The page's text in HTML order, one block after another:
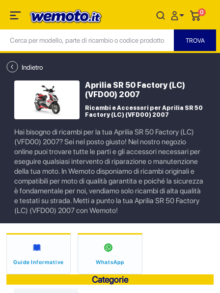
0
Indietro
Aprilia SR 50 Factory (LC)
(VFD00) 2007
Ricambi e Accessori per Aprilia SR 50
Factory (LC) (VFD00) 2007
Hai bisogno di ricambi per la tua Aprilia SR 50 Factory (LC)
(VFD00) 2007? Sei nel posto giusto! Nel nostro negozio
online puoi trovare tutte le parti e gli accessori necessari per
eseguire qualsiasi intervento di riparazione o manutenzione
della tua moto. In Wemoto disponiamo di ricambi originali e
compatibili per moto di qualità garantita e poiché la sicurezza
è fondamentale per noi, vendiamo solo ricambi di alta qualità
e testati su strada. Metti a punto la tua Aprilia SR 50 Factory
(LC) (VFD00) 2007 con Wemoto!
Guide Informative WhatsApp
Categorie